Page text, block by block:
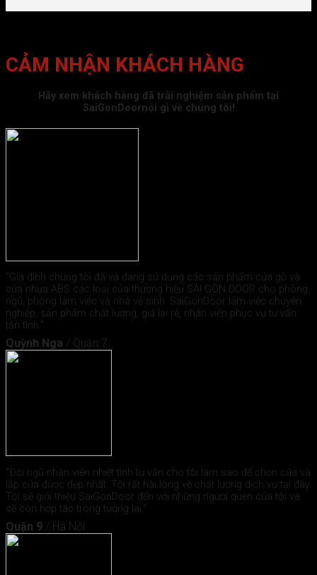
CẢM NHẬN KHÁCH HÀNG
Hãy xem khách hàng đã trải nghiệm sản phẩm tại
SaiGonDoornói gì về chúng tôi!
"Gia đình chúng tôi đã và đang sử dụng các sản phẩm cửa gỗ và
cửa nhựa ABS các loại của thương hiệu SÀI GÒN DOOR cho phòng
ngủ, phòng làm việc và nhà vệ sinh. SaiGonDoor làm việc chuyên
nghiệp, sản phẩm chất lượng, giá lại rẻ, nhân viên phục vụ tư vấn
tận tình."
Quỳnh Nga / Quận 7
"Đội ngũ nhân viên nhiệt tình tư vấn cho tôi làm sao để chọn cửa và
lắp cửa được đẹp nhất. Tôi rất hài lòng về chất lượng dịch vụ tại đây.
Tôi sẽ giới thiệu SaiGonDoor đến với những người quen của tôi và
sẽ còn hợp tác trong tương lai."
Quận 9 / Hà Nội